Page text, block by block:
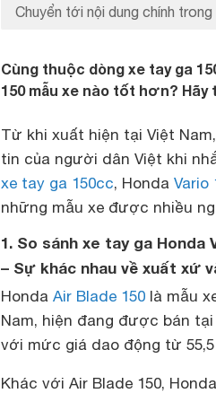
Chuyển tới nội dung chính trong
Cùng thuộc dòng xe tay ga
150 mẫu xe nào tốt hơn?
Từ khi xuất hiện tại Việt
tin của người dân Việt khi
xe tay ga 150cc, Honda Vario
những mẫu xe được nhiều
1. So sánh xe tay ga Honda
– Sự khác nhau về xuất xứ
Honda Air Blade 150 là mẫu
Nam, hiện đang được bán
với mức giá dao động từ
Khác với Air Blade 150,